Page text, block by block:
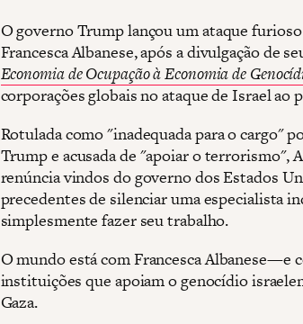
O governo Trump lançou um ataque
Francesca Albanese, após a divulgação de
Economia de Ocupação à Economia de
corporações globais no ataque de Israel ao
Rotulada como "inadequada para o cargo"
Trump e acusada de "apoiar o terrorismo",
renúncia vindos do governo dos Estados
precedentes de silenciar uma especialista
simplesmente fazer seu trabalho.
O mundo está com Francesca Albanese—e
instituições que apoiam o genocídio
Gaza.